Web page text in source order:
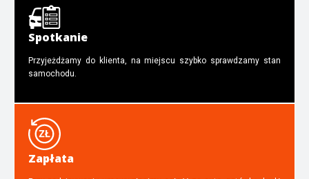
Spotkanie
Przyjeżdżamy do klienta, na miejscu szybko sprawdzamy stan
samochodu.
Zapłata